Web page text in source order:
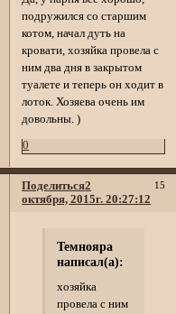
подружился со старшим
котом, начал дуть на
кровати, хозяйка провела с
ним два дня в закрытом
туалете и теперь он ходит в
лоток. Хозяева очень им
довольны. )
0
Поделиться 15
2
октября, 2015г. 20:27:12
Темнояра
написал(а):
хозяйка
провела с ним